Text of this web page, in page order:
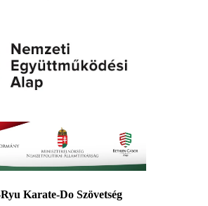
Karate-Do Szövetség